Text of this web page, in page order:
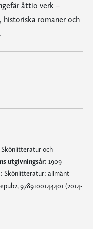
åttio verk –
romaner och
Skönlitteratur och
utgivningsår: 1909
Skönlitteratur: allmänt
9789100144401 (2014-